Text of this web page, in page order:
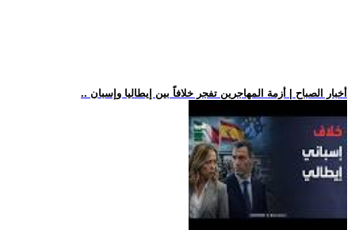
.. أخبار الصباح | أزمة المهاجرين تفجر خلافاً بين إيطاليا وإسبان